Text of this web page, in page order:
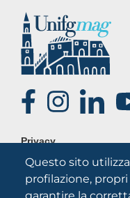
Questo sito
profilazione,
SOCIAL
FOOTER
Privacy
Note legali
Credits